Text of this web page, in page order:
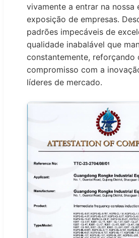
vivamente a entrar na nossa
exposição de empresas.
padrões impecáveis de
qualidade inabalável que
constantemente, reforçando
compromisso com a
líderes de mercado.